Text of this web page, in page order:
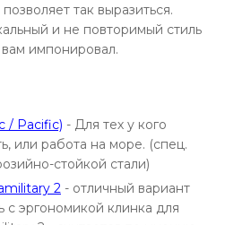
так выразиться.
и не повторимый стиль
импонировал.
/ Pacific) - Для тех у кого
или работа на море. (спец.
стойкой стали)
2 - отличный вариант
эргономикой клинка для